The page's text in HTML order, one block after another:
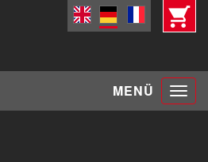
MENÜ Toggle